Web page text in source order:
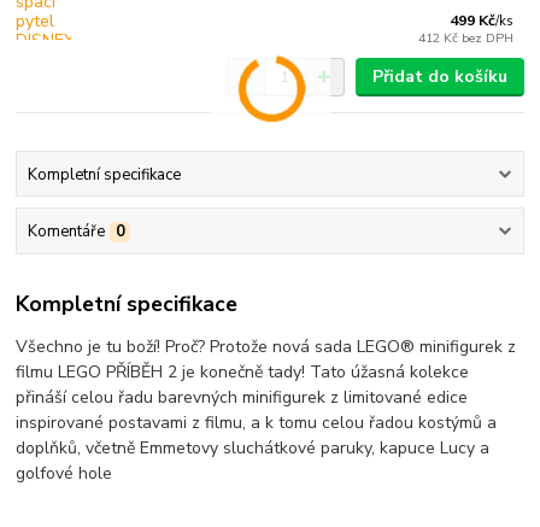
499 Kč/ks
412 Kč bez DPH
Přidat do košíku
Kompletní specifikace
Komentáře 0
Kompletní specifikace
Všechno je tu boží! Proč? Protože nová sada LEGO® minifigurek z
filmu LEGO PŘÍBĚH 2 je konečně tady! Tato úžasná kolekce
přináší celou řadu barevných minifigurek z limitované edice
inspirované postavami z filmu, a k tomu celou řadou kostýmů a
doplňků, včetně Emmetovy sluchátkové paruky, kapuce Lucy a
golfové hole